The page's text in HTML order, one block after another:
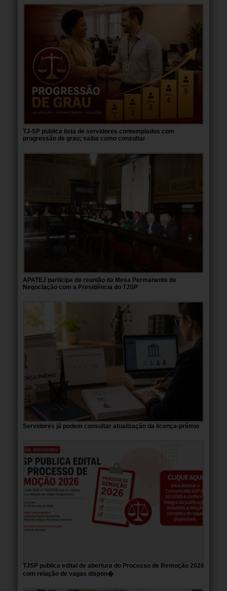
TJ-SP publica lista de servidores contemplados com
progressão de grau; saiba como consultar
APATEJ participa de reunião da Mesa Permanente de
Negociação com a Presidência do TJSP
Servidores já podem consultar atualização da licença-prêmio
TJSP publica edital de abertura do Processo de Remoção 2026
com relação de vagas dispon�